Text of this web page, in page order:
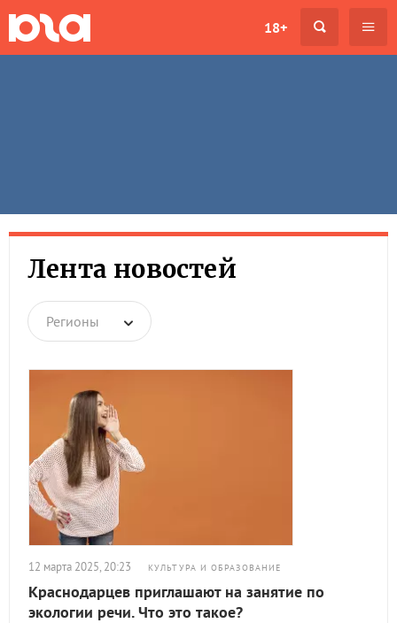
18+
Лента новостей
Регионы
12 марта 2025, 20:23 КУЛЬТУРА И ОБРАЗОВАНИЕ
Краснодарцев приглашают на занятие по
экологии речи. Что это такое?